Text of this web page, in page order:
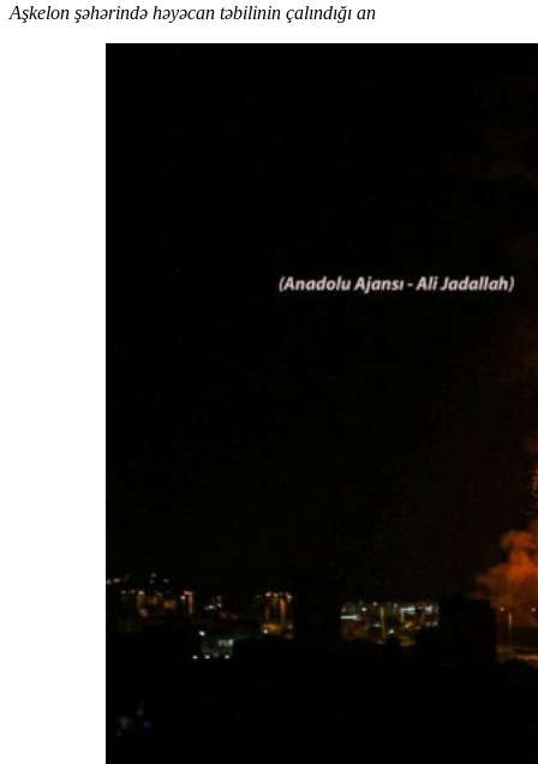
Aşkelon şəhərində həyəcan təbilinin çalındığı an